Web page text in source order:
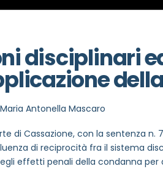
disciplinari
Antonella Mascaro
di Cassazione, con la sentenza
di reciprocità fra il sistema
effetti penali della condanna per